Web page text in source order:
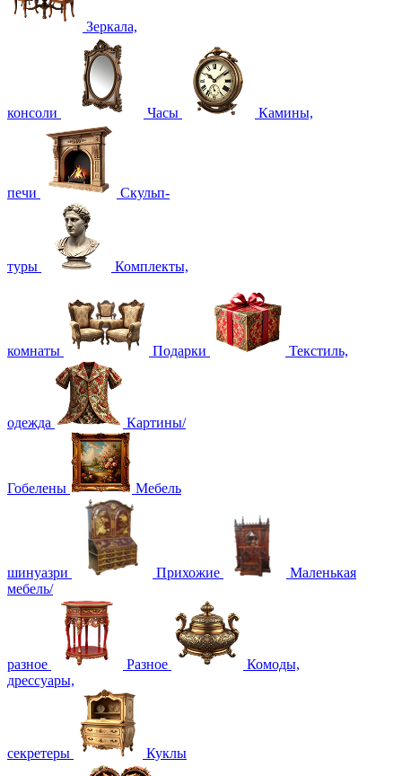
Зеркала,
консоли Часы Камины,
печи Скульп-
туры Комплекты,
комнаты Подарки Текстиль,
одежда Картины/
Гобелены Мебель
шинуазри Прихожие
Маленькая
мебель/
разное Разное
Комоды,
дрессуары,
секретеры Куклы